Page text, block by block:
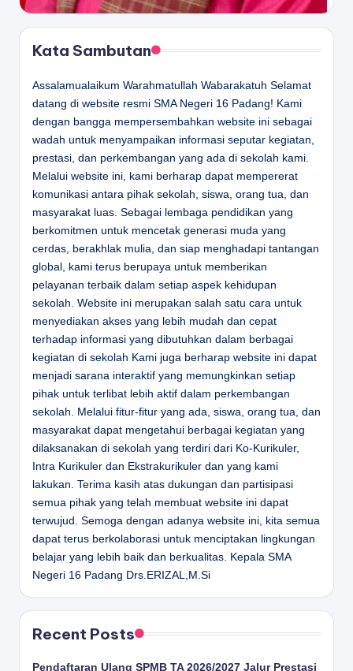
Kata Sambutan
Assalamualaikum Warahmatullah Wabarakatuh Selamat
datang di website resmi SMA Negeri 16 Padang! Kami
dengan bangga mempersembahkan website ini sebagai
wadah untuk menyampaikan informasi seputar kegiatan,
prestasi, dan perkembangan yang ada di sekolah kami.
Melalui website ini, kami berharap dapat mempererat
komunikasi antara pihak sekolah, siswa, orang tua, dan
masyarakat luas. Sebagai lembaga pendidikan yang
berkomitmen untuk mencetak generasi muda yang
cerdas, berakhlak mulia, dan siap menghadapi tantangan
global, kami terus berupaya untuk memberikan
pelayanan terbaik dalam setiap aspek kehidupan
sekolah. Website ini merupakan salah satu cara untuk
menyediakan akses yang lebih mudah dan cepat
terhadap informasi yang dibutuhkan dalam berbagai
kegiatan di sekolah Kami juga berharap website ini dapat
menjadi sarana interaktif yang memungkinkan setiap
pihak untuk terlibat lebih aktif dalam perkembangan
sekolah. Melalui fitur-fitur yang ada, siswa, orang tua, dan
masyarakat dapat mengetahui berbagai kegiatan yang
dilaksanakan di sekolah yang terdiri dari Ko-Kurikuler,
Intra Kurikuler dan Ekstrakurikuler dan yang kami
lakukan. Terima kasih atas dukungan dan partisipasi
semua pihak yang telah membuat website ini dapat
terwujud. Semoga dengan adanya website ini, kita semua
dapat terus berkolaborasi untuk menciptakan lingkungan
belajar yang lebih baik dan berkualitas. Kepala SMA
Negeri 16 Padang Drs.ERIZAL,M.Si
Recent Posts
Pendaftaran Ulang SPMB TA 2026/2027 Jalur Prestasi